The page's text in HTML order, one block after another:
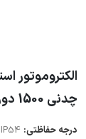
چدنی 1500 دور
درجه حفاظتی: IP54